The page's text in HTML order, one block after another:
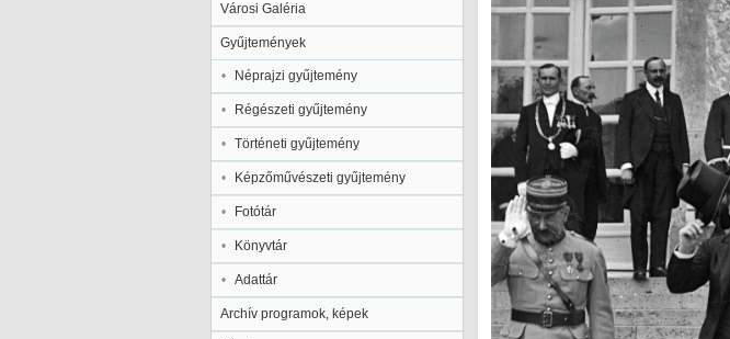
Városi Galéria
Gyűjtemények
Néprajzi gyűjtemény
Régészeti gyűjtemény
Történeti gyűjtemény
Képzőművészeti gyűjtemény
Fotótár
Könyvtár
Adattár
Archív programok, képek